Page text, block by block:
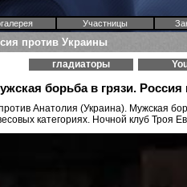
Участницы
против Украины
гладиаторы
борьба в грязи.
Анатолия (Украина). Мужская
категориях. Ночной клуб Троя